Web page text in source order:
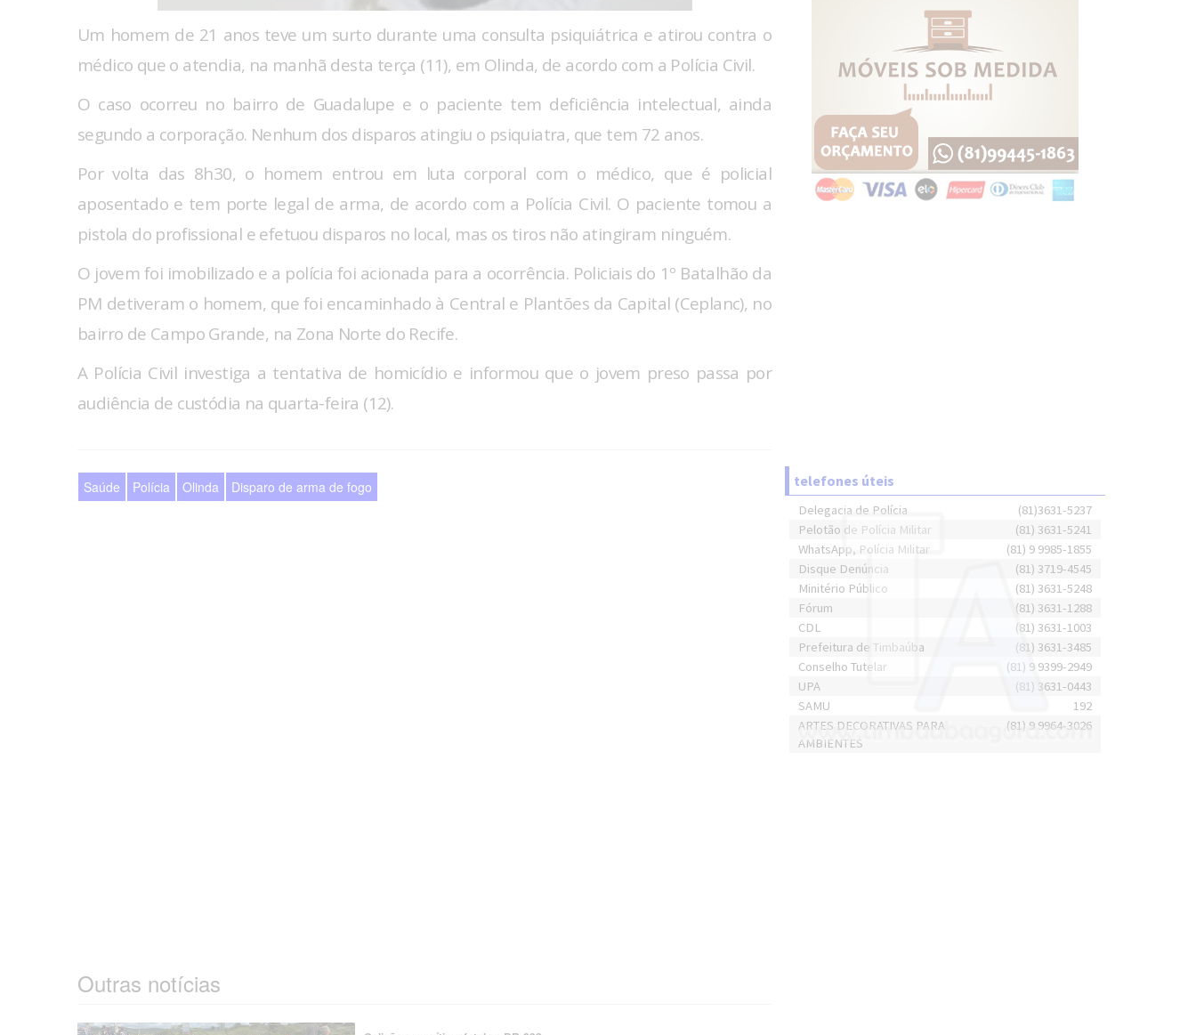
Um homem de 21 anos teve um surto durante uma consulta psiquiátrica e atirou contra o
médico que o atendia, na manhã desta terça (11), em Olinda, de acordo com a Polícia Civil.
O caso ocorreu no bairro de Guadalupe e o paciente tem deficiência intelectual, ainda
segundo a corporação. Nenhum dos disparos atingiu o psiquiatra, que tem 72 anos.
Por volta das 8h30, o homem entrou em luta corporal com o médico, que é policial
aposentado e tem porte legal de arma, de acordo com a Polícia Civil. O paciente tomou a
pistola do profissional e efetuou disparos no local, mas os tiros não atingiram ninguém.
O jovem foi imobilizado e a polícia foi acionada para a ocorrência. Policiais do 1º Batalhão da
PM detiveram o homem, que foi encaminhado à Central e Plantões da Capital (Ceplanc), no
bairro de Campo Grande, na Zona Norte do Recife.
A Polícia Civil investiga a tentativa de homicídio e informou que o jovem preso passa por
audiência de custódia na quarta-feira (12).
Saúde Polícia Olinda Disparo de arma de fogo
Outras notícias
telefones úteis
Delegacia de Polícia
(81)3631-5237
Pelotão de Polícia Militar
(81) 3631-5241
WhatsApp, Polícia Militar
(81) 9 9985-1855
Disque Denúncia
(81) 3719-4545
Minitério Público
(81) 3631-5248
Fórum
(81) 3631-1288
CDL
(81) 3631-1003
Prefeitura de Timbaúba
(81) 3631-3485
Conselho Tutelar
(81) 9 9399-2949
UPA
(81) 3631-0443
SAMU
192
ARTES DECORATIVAS PARA
AMBIENTES
(81) 9 9964-3026